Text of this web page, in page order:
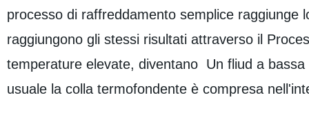
processo di raffreddamento semplice raggiunge
raggiungono gli stessi risultati attraverso il
temperature elevate, diventano Un fliud a
usuale la colla termofondente è compresa